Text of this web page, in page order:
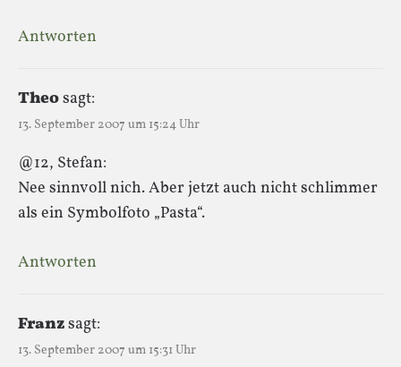
Antworten
Theosagt:
13. September 2007 um 15:24 Uhr
@12, Stefan:
Nee sinnvoll nich. Aber jetzt auch nicht schlimmer
als ein Symbolfoto „Pasta“.
Antworten
Franzsagt:
13. September 2007 um 15:31 Uhr